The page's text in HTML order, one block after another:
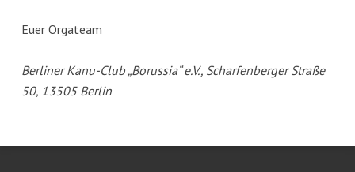
Euer Orgateam
Berliner Kanu-Club „Borussia“ e.V., Scharfenberger Straße
50, 13505 Berlin